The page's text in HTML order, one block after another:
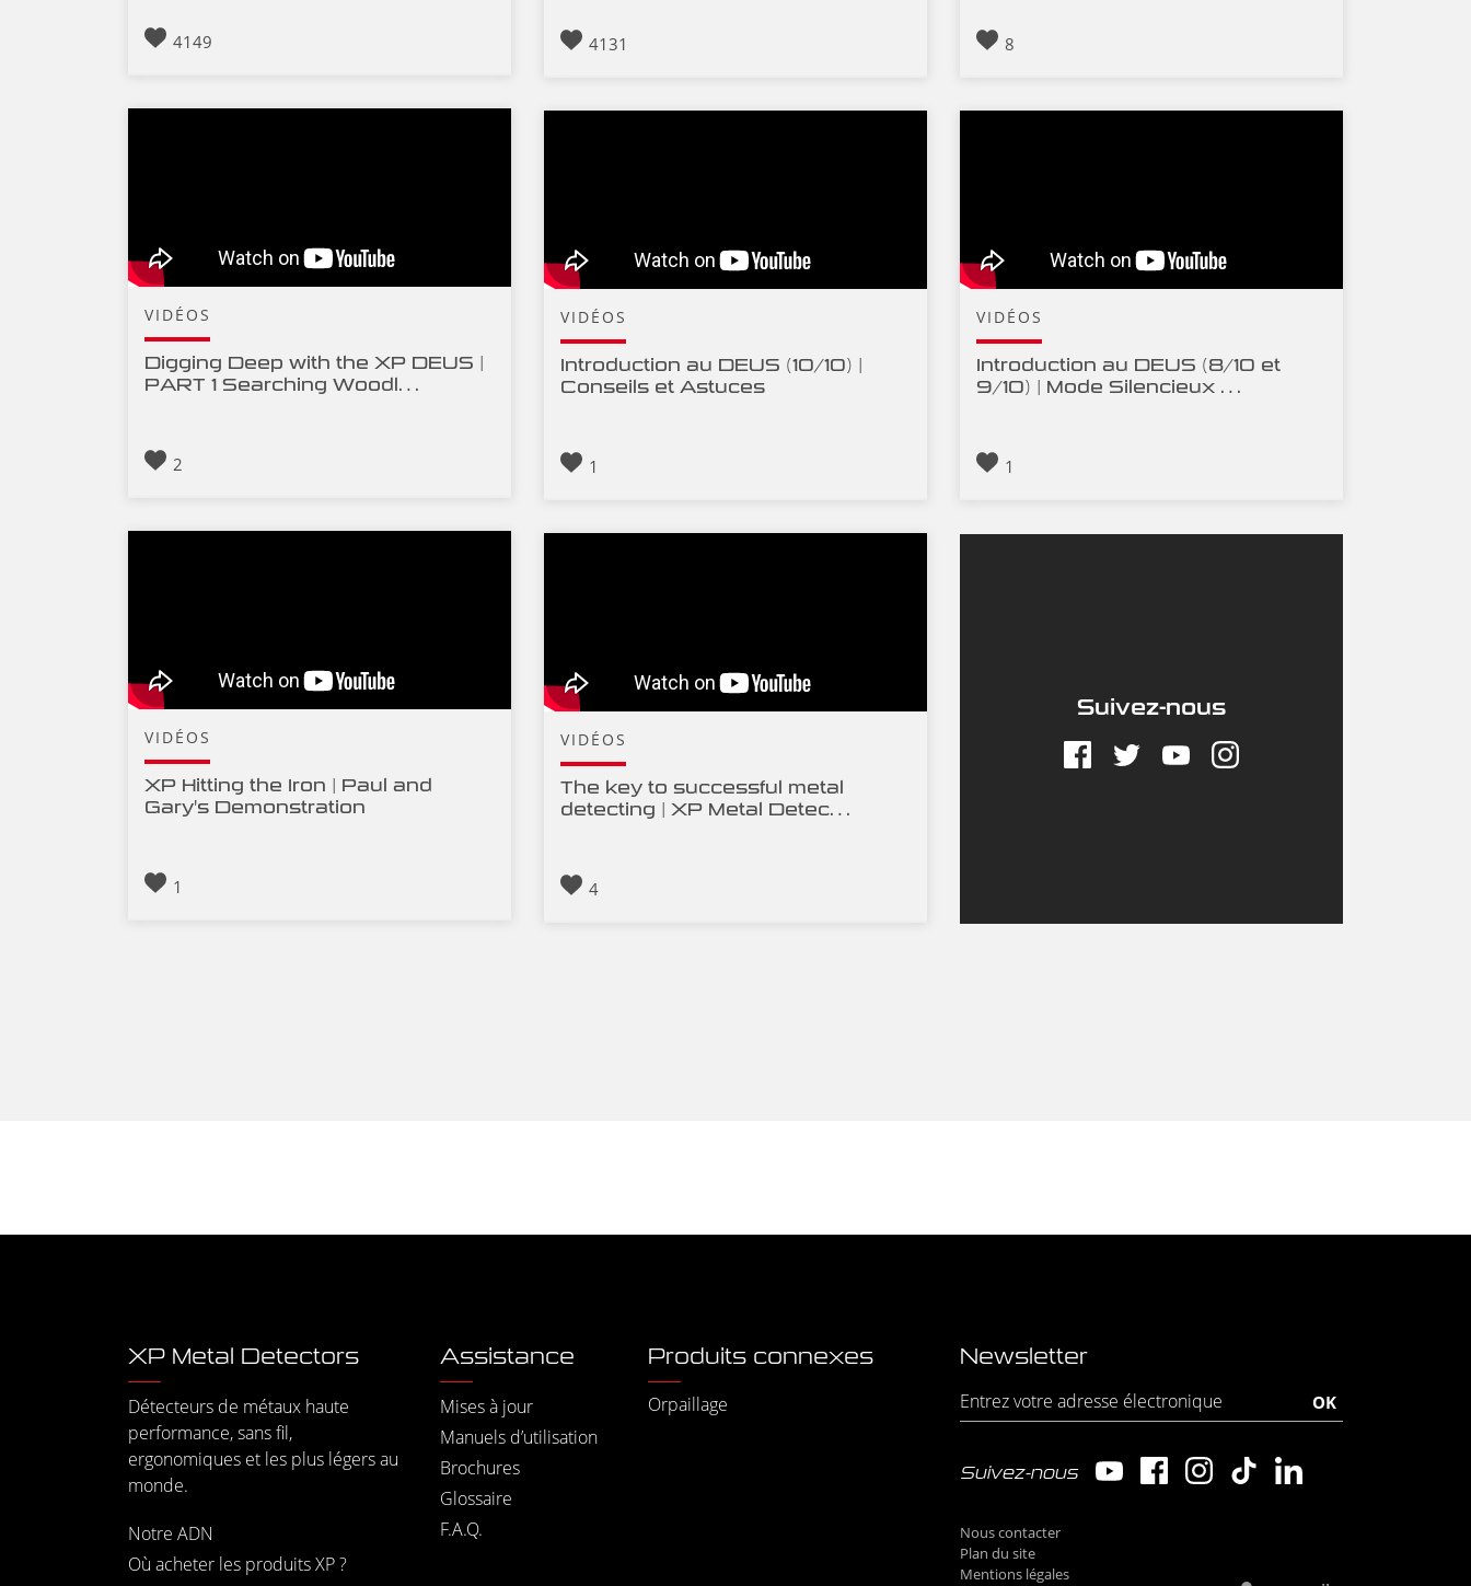
4149 4131 8
VIDÉOS
Digging Deep with the XP DEUS |
PART 1 Searching Woodl…
2
VIDÉOS
Introduction au DEUS (10/10) |
Conseils et Astuces
1
VIDÉOS
Introduction au DEUS (8/10 et
9/10) | Mode Silencieux …
1
VIDÉOS
XP Hitting the Iron | Paul and
Gary's Demonstration
1
VIDÉOS
The key to successful metal
detecting | XP Metal Detec…
4
Suivez-nous
XP Metal Detectors
Détecteurs de métaux haute
performance, sans fil,
ergonomiques et les plus légers au
monde.
Notre ADN
Où acheter les produits XP ?
Assistance
Mises à jour
Manuels d’utilisation
Brochures
Glossaire
F.A.Q.
Produits connexes
Orpaillage
Newsletter
Suivez-nous
Nous contacter
Plan du site
Mentions légales